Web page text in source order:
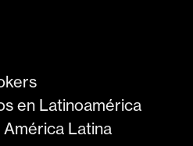
en Latinoamérica
Latina